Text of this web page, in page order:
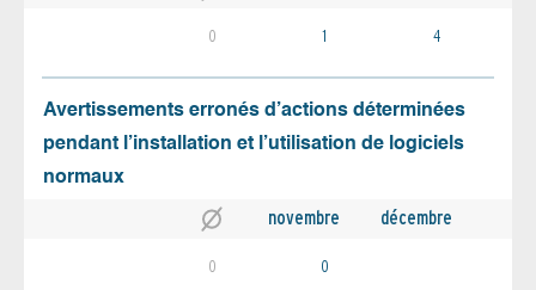
0 1 4
Avertissements erronés d’actions déterminées
pendant l’installation et l’utilisation de logiciels
normaux
novembre décembre
0 0